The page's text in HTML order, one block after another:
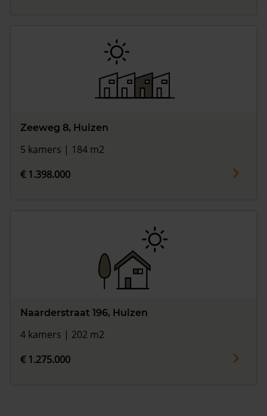
Zeeweg 8, Huizen
5 kamers | 184 m2
€ 1.398.000
Naarderstraat 196, Huizen
4 kamers | 202 m2
€ 1.275.000